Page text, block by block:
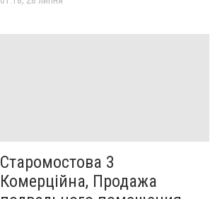
Старомостова 3
Комерційна, Продажа